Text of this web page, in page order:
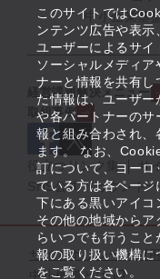
このサイトでは
ンテンツ広告や表
ユーザーによるサイ
ソーシャルメディ
ナーと情報を共有
た情報は、ユーザ
や各パートナーの
報と組み合わされ、
ます。 なお、
訂について、ヨー
ている方は各ペー
下にある黒いアイコ
その他の地域から
らいつでも行うこ
報の取り扱い機構に
をご覧ください。
中小企業基
経営課題解決メニュー
取組事例
役立つリンク集 サ
SNS公式アカウント
サイトポリシー・利
中小機構とは